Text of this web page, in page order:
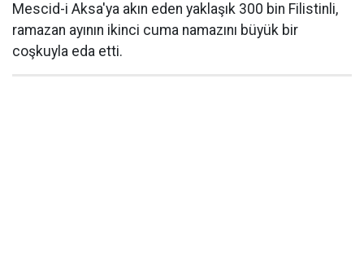
Mescid-i Aksa'ya akın eden yaklaşık 300 bin Filistinli,
ramazan ayının ikinci cuma namazını büyük bir
coşkuyla eda etti.